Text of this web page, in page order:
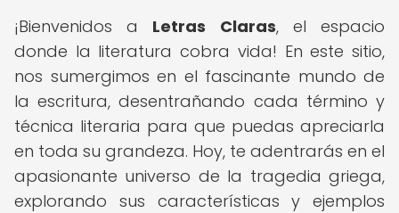
¡Bienvenidos a Letras Claras, el espacio
donde la literatura cobra vida! En este sitio,
nos sumergimos en el fascinante mundo de
la escritura, desentrañando cada término y
técnica literaria para que puedas apreciarla
en toda su grandeza. Hoy, te adentrarás en el
apasionante universo de la tragedia griega,
explorando sus características y ejemplos